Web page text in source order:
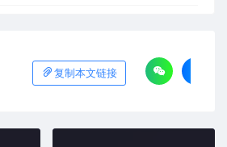
复制本文链接